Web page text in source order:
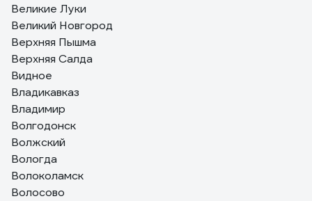
Великие Луки
Великий Новгород
Верхняя Пышма
Верхняя Салда
Видное
Владикавказ
Владимир
Волгодонск
Волжский
Вологда
Волоколамск
Волосово